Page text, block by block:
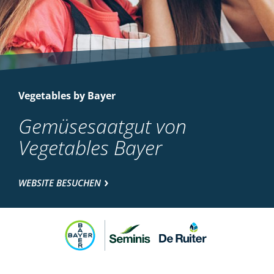
Vegetables by Bayer
Gemüsesaatgut von
Vegetables Bayer
WEBSITE BESUCHEN